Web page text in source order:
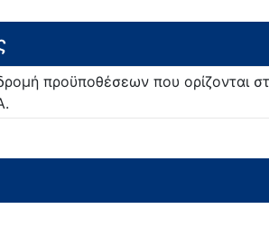
προϋποθέσεων που ορίζονται